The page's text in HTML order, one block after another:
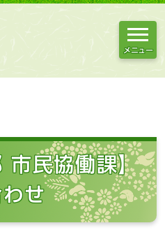
メニュー
市民協働課】
せ